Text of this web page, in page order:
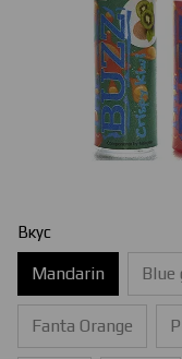
Вкус
Mandarin Blue
Fanta Orange